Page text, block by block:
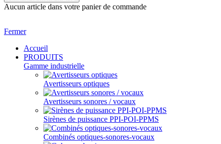
Aucun article dans votre panier de commande
Fermer
Accueil
PRODUITS
Gamme industrielle
Avertisseurs optiques
Avertisseurs sonores / vocaux
Sirènes de puissance PPI-POI-PPMS
Combinés optiques-sonores-vocaux